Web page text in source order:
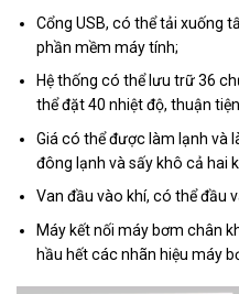
Cổng USB, có thể tải xuống
phần mềm máy tính;
Hệ thống có thể lưu trữ 36
thể đặt 40 nhiệt độ, thuận
Giá có thể được làm lạnh và
đông lạnh và sấy khô cả hai
Van đầu vào khí, có thể đầu
Máy kết nối máy bơm chân
hầu hết các nhãn hiệu máy